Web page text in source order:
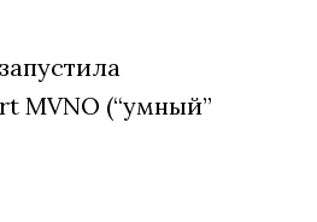
MVNO (“умный”